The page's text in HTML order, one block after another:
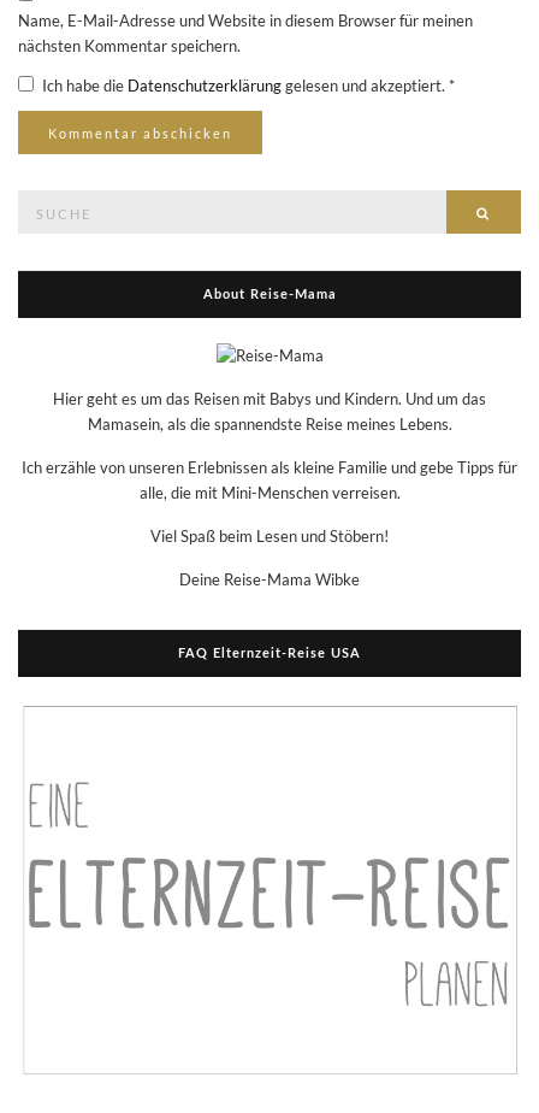
Name, E-Mail-Adresse und Website in diesem Browser für meinen
nächsten Kommentar speichern.
Ich habe die Datenschutzerklärunggelesen und akzeptiert. *
About Reise-Mama
Hier geht es um das Reisen mit Babys und Kindern. Und um das
Mamasein, als die spannendste Reise meines Lebens.
Ich erzähle von unseren Erlebnissen als kleine Familie und gebe Tipps für
alle, die mit Mini-Menschen verreisen.
Viel Spaß beim Lesen und Stöbern!
Deine Reise-Mama Wibke
FAQ Elternzeit-Reise USA